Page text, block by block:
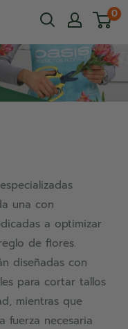
0
una con
a optimizar
de flores.
diseñadas con
para cortar tallos
mientras que
fuerza necesaria